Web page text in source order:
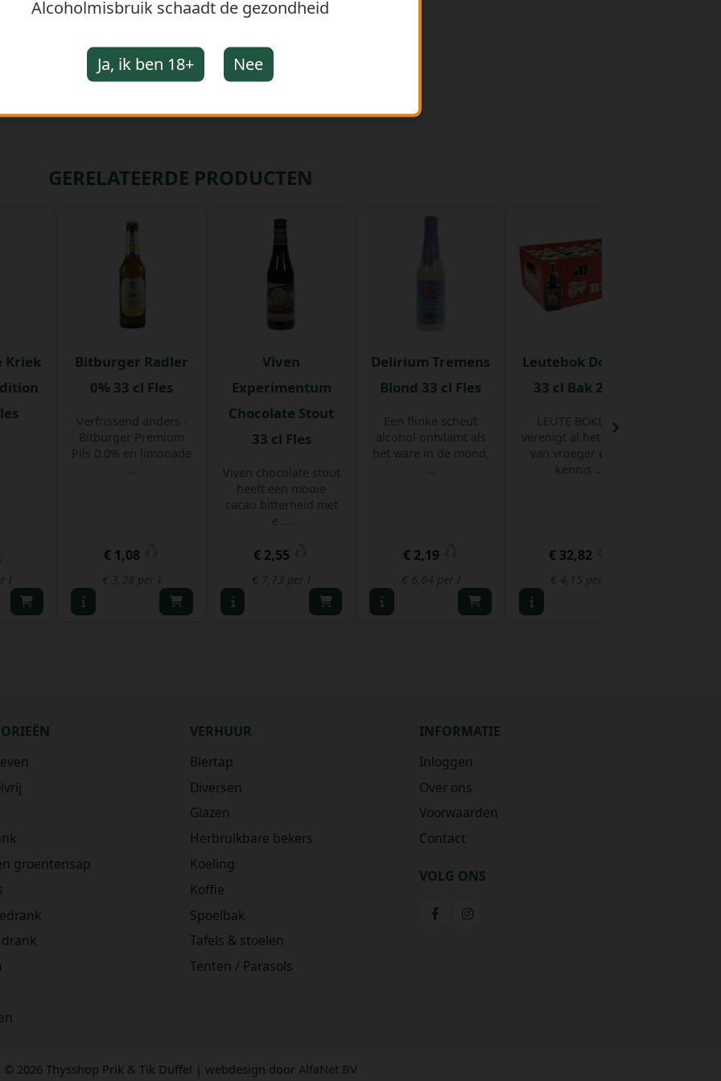
GERELATEERDE PRODUCTEN
Kriek
l
Bitburger Radler
0% 33 cl Fles
Verfrissend anders -
Bitburger Premium
Pils 0.0% en limonade
€ 1,08
€ 3,28 per l
Viven
Experimentum
Chocolate Stout
33 cl Fles
Viven chocolate stout
heeft een mooie
cacao bitterheid met
e ...
€ 2,55
€ 7,73 per l
Delirium Tremens
Blond 33 cl Fles
Een flinke scheut
alcohol ontvlamt als
het ware in de mond,
€ 2,19
€ 6,64 per l
Leutebok Donker
33 cl Bak 24 st
LEUTE BOKBIER
verenigt al het goede
van vroeger en de
kennis ...
€ 32,82
€ 4,15 per l
›
groentensap
VERHUUR
Biertap
Diversen
Glazen
Herbruikbare bekers
Koeling
Koffie
Spoelbak
Tafels & stoelen
Tenten / Parasols
INFORMATIE
Inloggen
Over ons
Voorwaarden
Contact
VOLG ONS
© 2026 Thysshop Prik & Tik Duffel | webdesign door AlfaNet BV
Alcoholmisbruik schaadt de gezondheid
Ja, ik ben 18+ Nee